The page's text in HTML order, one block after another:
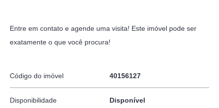
Entre em contato e agende uma visita! Este imóvel pode ser
exatamente o que você procura!
Código do imóvel 40156127
Disponibilidade Disponível